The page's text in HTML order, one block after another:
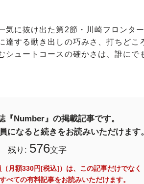
に抜け出た第2節・川崎フロンタ
達する動き出しの巧みさ、打ちどこ
シュートコースの確かさは、誰にで
『Number』の掲載記事です。
になると続きをお読みいただけます。
残り: 576文字
月額330円[税込]）は、この記事だけでなく
べての有料記事をお読みいただけます。